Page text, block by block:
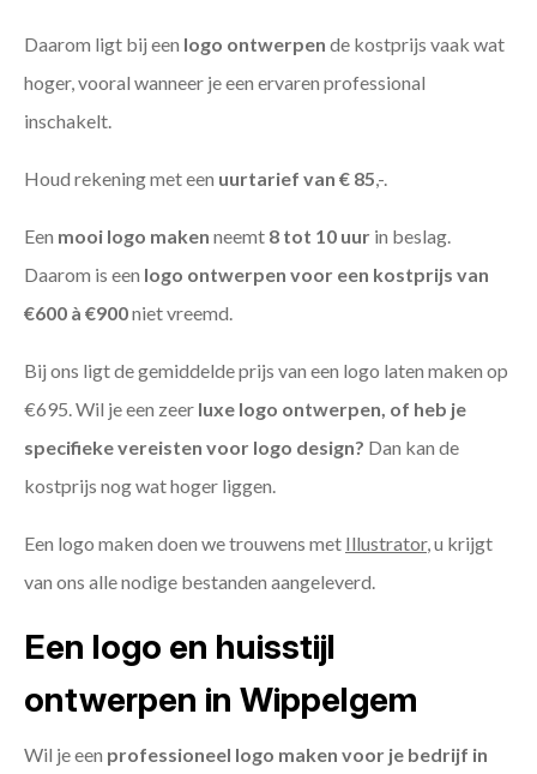
Daarom ligt bij een logo ontwerpen de kostprijs vaak wat
hoger, vooral wanneer je een ervaren professional
inschakelt.
Houd rekening met een uurtarief van € 85,-.
Een mooi logo maken neemt 8 tot 10 uur in beslag.
Daarom is een logo ontwerpen voor een kostprijs van
€600 à €900niet vreemd.
Bij ons ligt de gemiddelde prijs van een logo laten maken op
€695. Wil je een zeer luxe logo ontwerpen, of heb je
specifieke vereisten voor logo design? Dan kan de
kostprijs nog wat hoger liggen.
Een logo maken doen we trouwens met Illustrator, u krijgt
van ons alle nodige bestanden aangeleverd.
Een logo en huisstijl
ontwerpen in Wippelgem
Wil je een professioneel logo maken voor je bedrijf in